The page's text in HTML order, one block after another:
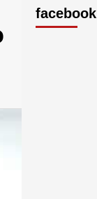
facebook